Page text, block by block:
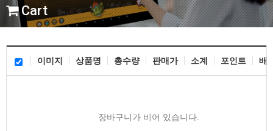
Cart
이미지 상품명 총수량 판매가 소계 포인트 배
장바구니가 비어 있습니다.